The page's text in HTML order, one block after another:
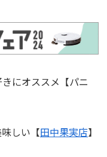
にオススメ【パニ
しい【田中果実店】